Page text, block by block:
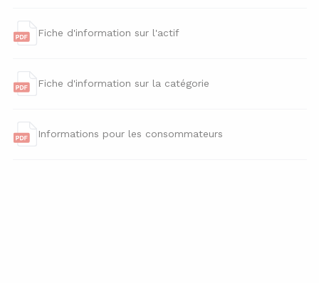
Fiche d'information sur l'actif
Fiche d'information sur la catégorie
Informations pour les consommateurs